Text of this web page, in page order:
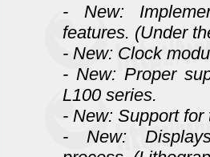
- New:
features. (Under
- New: Clock
- New: Proper
L100 series.
- New: Support
- New: